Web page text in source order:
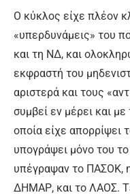
Ο κύκλος είχε πλέον
«υπερδυνάμεις» του
και τη ΝΔ, και
εκφραστή του
αριστερά και τους
συμβεί εν μέρει και
οποία είχε απορρίψει
υπογράψει μόνο του
υπέγραψαν το ΠΑΣΟΚ,
ΔΗΜΑΡ, και το ΛΑΟΣ.